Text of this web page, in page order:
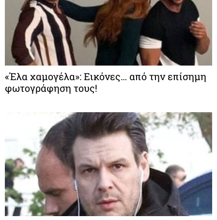
«Έλα χαμογέλα»: Εικόνες… από την επίσημη
φωτογράφηση τους!